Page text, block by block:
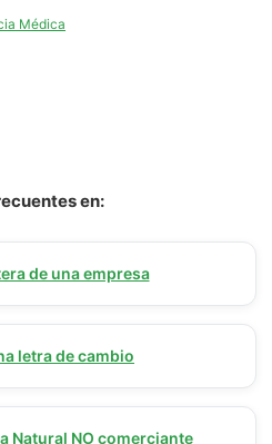
Médica
en:
de una empresa
letra de cambio
Natural NO comerciante